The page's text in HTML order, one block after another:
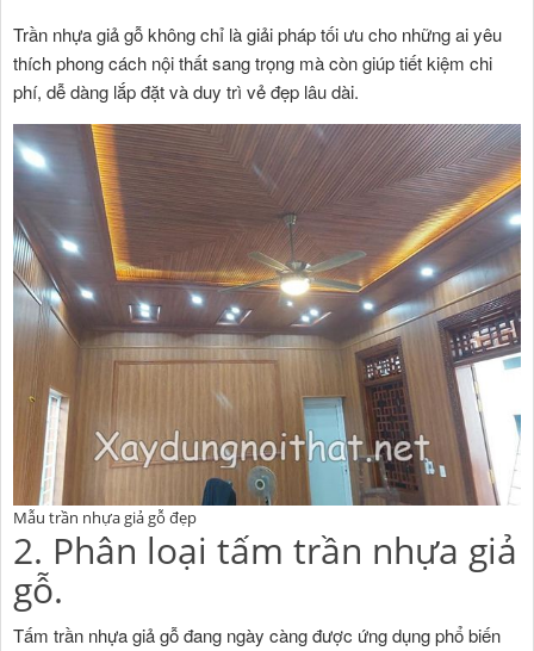
Trần nhựa giả gỗ không chỉ là giải pháp tối ưu cho những ai yêu
thích phong cách nội thất sang trọng mà còn giúp tiết kiệm chi
phí, dễ dàng lắp đặt và duy trì vẻ đẹp lâu dài.
Mẫu trần nhựa giả gỗ đẹp
2. Phân loại tấm trần nhựa giả
gỗ.
Tấm trần nhựa giả gỗ đang ngày càng được ứng dụng phổ biến